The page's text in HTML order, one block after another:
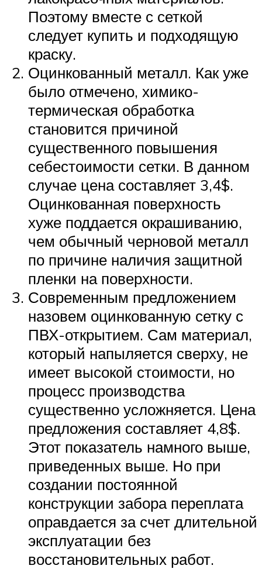
Поэтому вместе с сеткой
следует купить и подходящую
краску.
Оцинкованный металл. Как уже
было отмечено, химико-
термическая обработка
становится причиной
существенного повышения
себестоимости сетки. В данном
случае цена составляет 3,4$.
Оцинкованная поверхность
хуже поддается окрашиванию,
чем обычный черновой металл
по причине наличия защитной
пленки на поверхности.
Современным предложением
назовем оцинкованную сетку с
ПВХ-открытием. Сам материал,
который напыляется сверху, не
имеет высокой стоимости, но
процесс производства
существенно усложняется. Цена
предложения составляет 4,8$.
Этот показатель намного выше,
приведенных выше. Но при
создании постоянной
конструкции забора переплата
оправдается за счет длительной
эксплуатации без
восстановительных работ.